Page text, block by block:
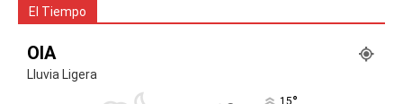
El Tiempo
OIA
Lluvia Ligera
15